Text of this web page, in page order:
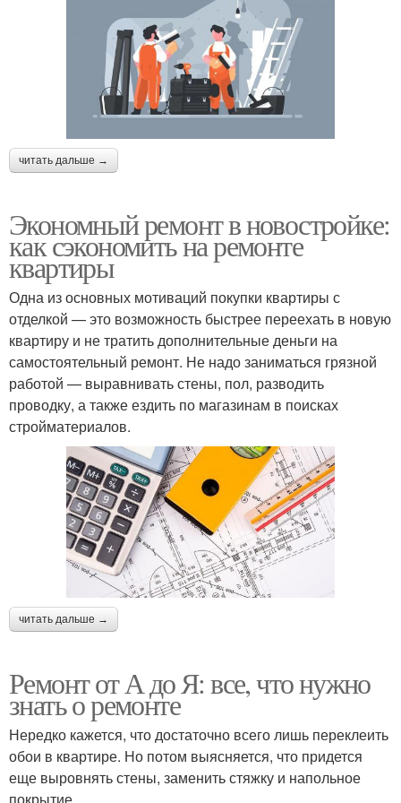
читать дальше →
Экономный ремонт в новостройке:
как сэкономить на ремонте
квартиры
Одна из основных мотиваций покупки квартиры с
отделкой — это возможность быстрее переехать в новую
квартиру и не тратить дополнительные деньги на
самостоятельный ремонт. Не надо заниматься грязной
работой — выравнивать стены, пол, разводить
проводку, а также ездить по магазинам в поисках
стройматериалов.
читать дальше →
Ремонт от А до Я: все, что нужно
знать о ремонте
Нередко кажется, что достаточно всего лишь переклеить
обои в квартире. Но потом выясняется, что придется
еще выровнять стены, заменить стяжку и напольное